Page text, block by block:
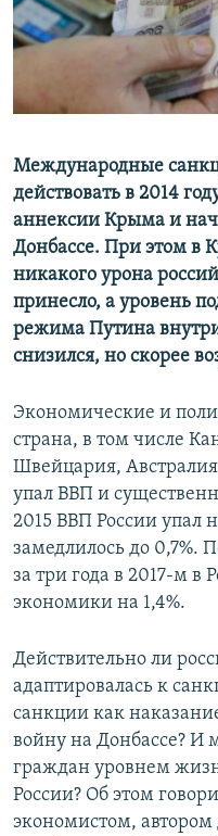
ПОБЕДИТЕЛЕЙ НЕ СУДЯТ?
КРЫМ.НЕПОКОРЕННЫЙ
ПРИСОЕДИНЯЙТЕСЬ!
Все сайты RFE/RL
Международные
действовать в 2014
аннексии Крыма и
Донбассе. При этом в
никакого урона
принесло, а уровень
режима Путина
снизился, но скорее
Экономические и
страна, в том числе
Швейцария,
упал ВВП и
2015 ВВП России упал
замедлилось до 0,7%.
за три года в 2017-м в
экономики на 1,4%.
Действительно ли
адаптировалась к
санкции как
войну на Донбассе? И
граждан уровнем
России? Об этом
экономистом,